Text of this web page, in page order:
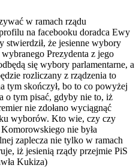
w ramach rządu
na facebooku doradca Ewy
że jesienne wybory
Prezydenta z jego
się wybory parlamentarne, a
rozliczany z rządzenia to
tym skończył, bo to co powyżej
o tym pisać, gdyby nie to, iż
nie zdołano wyciągnąć
wyborów. Kto wie, czy czy
nie była
zaplecza nie tylko w ramach
iż jesienią rządy przejmie PiS
Kukiza)